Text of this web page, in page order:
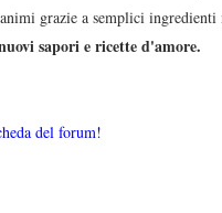
grazie a semplici ingredienti
sapori e ricette d'amore.
del forum!